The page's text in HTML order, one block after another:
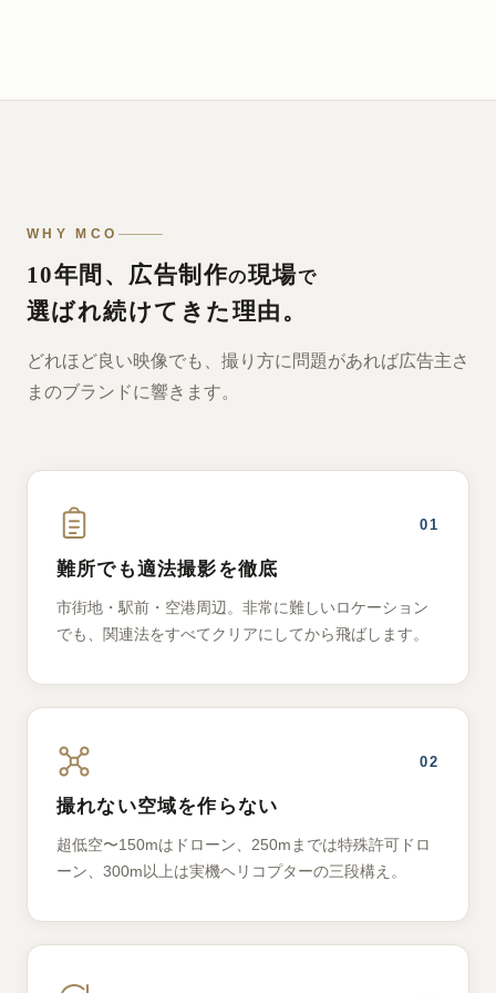
WHY MCO
10年間、広告制作の現場で
選ばれ続けてきた理由。
どれほど良い映像でも、撮り方に問題があれば広告主さ
まのブランドに響きます。
01
難所でも適法撮影を徹底
市街地・駅前・空港周辺。非常に難しいロケーション
でも、関連法をすべてクリアにしてから飛ばします。
02
撮れない空域を作らない
超低空〜150mはドローン、250mまでは特殊許可ドロ
ーン、300m以上は実機ヘリコプターの三段構え。